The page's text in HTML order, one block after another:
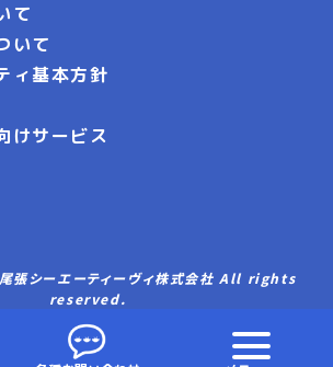
て
いて
ィ基本方針
けサービス
シーエーティーヴィ株式会社 All rights
reserved.